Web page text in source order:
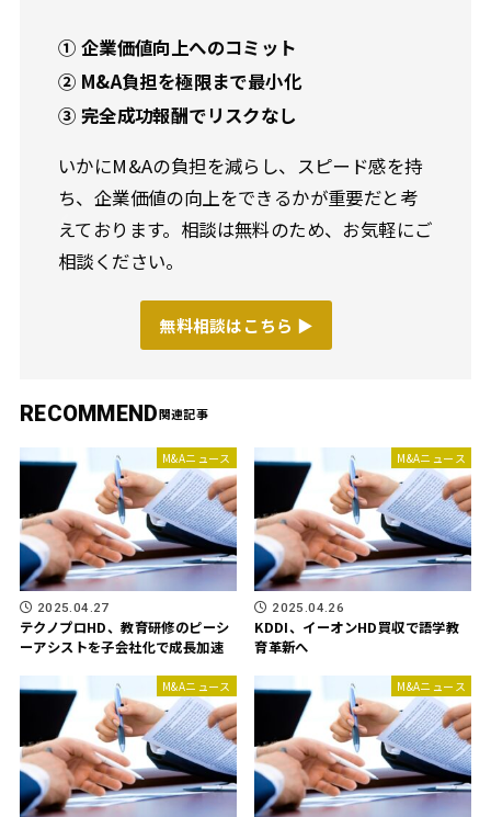
① 企業価値向上へのコミット
② M&A負担を極限まで最小化
③ 完全成功報酬でリスクなし
いかにM&Aの負担を減らし、スピード感を持
ち、企業価値の向上をできるかが重要だと考
えております。相談は無料のため、お気軽にご
相談ください。
無料相談はこちら ▶︎
RECOMMEND
M&Aニュース
2025.04.27
テクノプロHD、教育研修のピーシ
ーアシストを子会社化で成長加速
M&Aニュース
2025.04.26
KDDI、イーオンHD買収で語学教
育革新へ
M&Aニュース M&Aニュース